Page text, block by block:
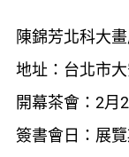
陳錦芳北科大
地址：台北市
開幕茶會：2月
簽書會日：展